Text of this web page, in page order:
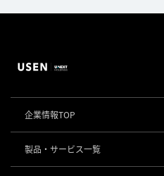
企業情報TOP
会社概要・役員一覧
事業内容
製品・サービス一覧